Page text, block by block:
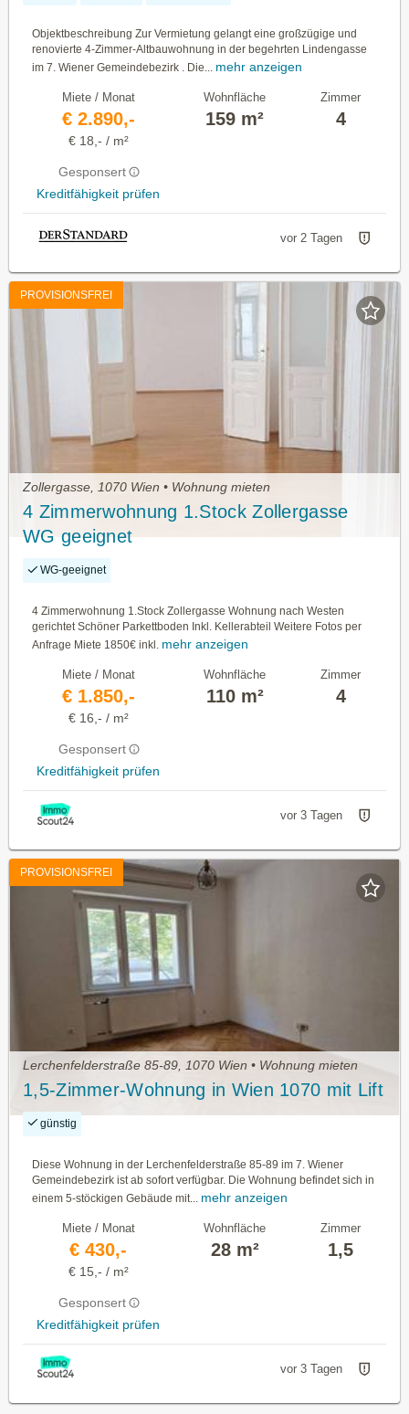
Objektbeschreibung Zur Vermietung gelangt eine großzügige und
renovierte 4-Zimmer-Altbauwohnung in der begehrten Lindengasse
im 7. Wiener Gemeindebezirk . Die...
mehr anzeigen
Miete / Monat
€ 2.890,-
€ 18,- / m²
Gesponsert
Kreditfähigkeit prüfen
Wohnfläche
159 m²
Zimmer
4
vor 2 Tagen
PROVISIONSFREI
Zollergasse, 1070 Wien • Wohnung mieten
4 Zimmerwohnung 1.Stock Zollergasse
WG geeignet
WG-geeignet
4 Zimmerwohnung 1.Stock Zollergasse Wohnung nach Westen
gerichtet Schöner Parkettboden Inkl. Kellerabteil Weitere Fotos per
Anfrage Miete 1850€ inkl. mehr anzeigen
Miete / Monat
€ 1.850,-
€ 16,- / m²
Gesponsert
Kreditfähigkeit prüfen
Wohnfläche
110 m²
Zimmer
4
vor 3 Tagen
PROVISIONSFREI
Lerchenfelderstraße 85-89, 1070 Wien • Wohnung mieten
1,5-Zimmer-Wohnung in Wien 1070 mit Lift
günstig
Diese Wohnung in der Lerchenfelderstraße 85-89 im 7. Wiener
Gemeindebezirk ist ab sofort verfügbar. Die Wohnung befindet sich in
einem 5-stöckigen Gebäude mit...
mehr anzeigen
Miete / Monat
€ 430,-
€ 15,- / m²
Gesponsert
Kreditfähigkeit prüfen
Wohnfläche
28 m²
Zimmer
1,5
vor 3 Tagen